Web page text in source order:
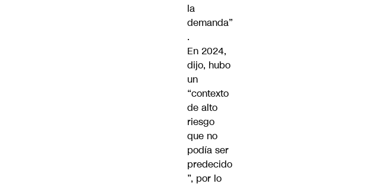
la
demanda”
.
En 2024,
dijo, hubo
un
“contexto
de alto
riesgo
que no
podía ser
predecido
”, por lo